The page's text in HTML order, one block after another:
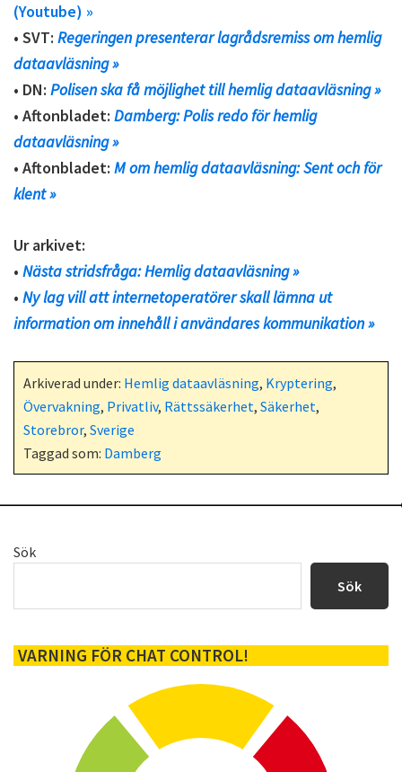
(Youtube) »
• SVT: Regeringen presenterar lagrådsremiss om hemlig
dataavläsning »
• DN: Polisen ska få möjlighet till hemlig dataavläsning »
• Aftonbladet: Damberg: Polis redo för hemlig
dataavläsning »
• Aftonbladet: M om hemlig dataavläsning: Sent och för
klent »
Ur arkivet:
• Nästa stridsfråga: Hemlig dataavläsning »
• Ny lag vill att internetoperatörer skall lämna ut
information om innehåll i användares kommunikation »
Arkiverad under: Hemlig dataavläsning, Kryptering,
Övervakning, Privatliv, Rättssäkerhet, Säkerhet,
Storebror, Sverige
Taggad som: Damberg
Primärt
Sök
Sök
VARNING FÖR CHAT CONTROL!